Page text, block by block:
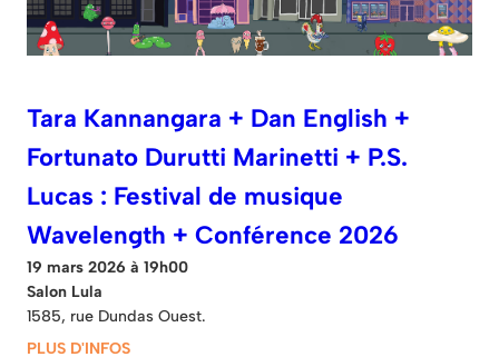
Tara Kannangara + Dan English +
Fortunato Durutti Marinetti + P.S.
Lucas : Festival de musique
Wavelength + Conférence 2026
19 mars 2026 à 19h00
Salon Lula
1585, rue Dundas Ouest.
PLUS D'INFOS